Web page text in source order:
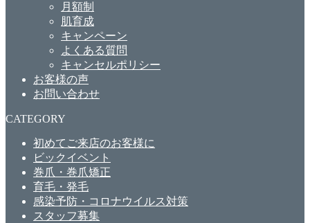
月額制
肌育成
キャンペーン
よくある質問
キャンセルポリシー
お客様の声
お問い合わせ
CATEGORY
初めてご来店のお客様に
ビックイベント
巻爪・巻爪矯正
育毛・発毛
感染予防・コロナウイルス対策
スタッフ募集